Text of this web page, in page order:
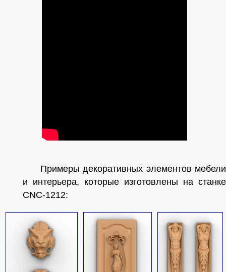
Примеры декоративных элементов мебели
и интерьера, которые изготовлены на станке
CNC-1212: